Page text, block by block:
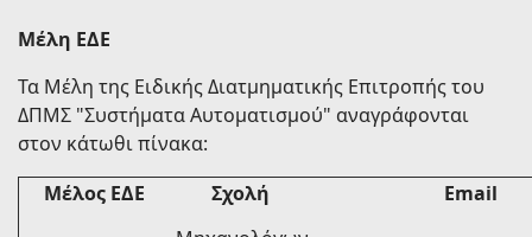
Mέλη ΕΔΕ
Τα Μέλη της Ειδικής Διατμηματικής Επιτροπής του
ΔΠΜΣ "Συστήματα Αυτοματισμού" αναγράφονται
στον κάτωθι πίνακα:
Μέλος ΕΔΕ
Σχολή Email